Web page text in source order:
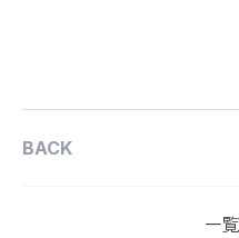
BACK
一